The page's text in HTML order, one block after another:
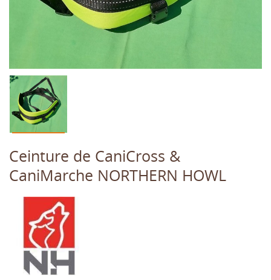
Ceinture de CaniCross &
CaniMarche NORTHERN HOWL